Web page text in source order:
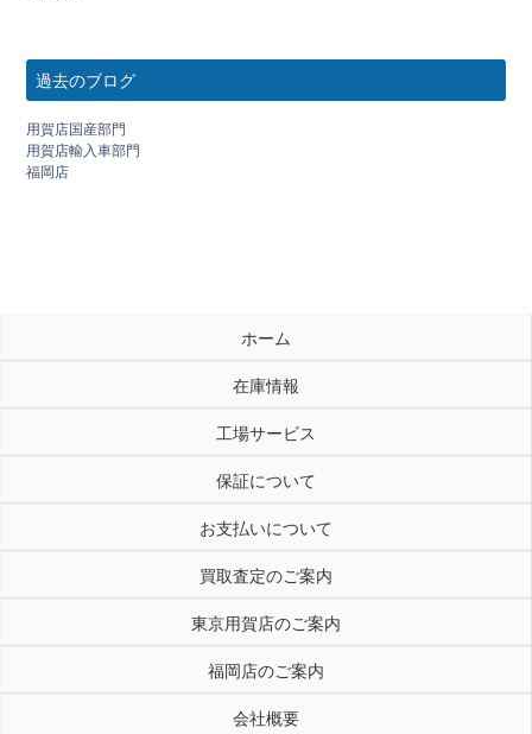
過去のブログ
用賀店国産部門
用賀店輸入車部門
福岡店
ホーム
在庫情報
工場サービス
保証について
お支払いについて
買取査定のご案内
東京用賀店のご案内
福岡店のご案内
会社概要